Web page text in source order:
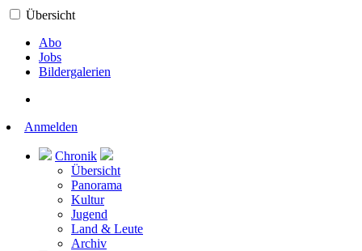
Übersicht
Abo
Jobs
Bildergalerien
Anmelden
Chronik
Übersicht
Panorama
Kultur
Jugend
Land & Leute
Archiv